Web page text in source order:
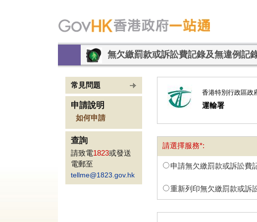
無欠繳罰款或訴訟費記錄及無違例記
常見問題
申請說明
如何申請
查詢
請致電1823或發送
電郵至
tellme@1823.gov.hk
香港特別行政區政
運輸署
請選擇服務*:
申請無欠繳罰款或訴訟費
重新列印無欠繳罰款或訴